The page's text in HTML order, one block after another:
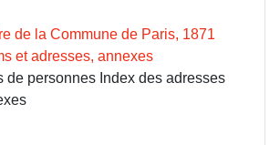
de la Commune de Paris, 1871
et adresses, annexes
de personnes Index des adresses